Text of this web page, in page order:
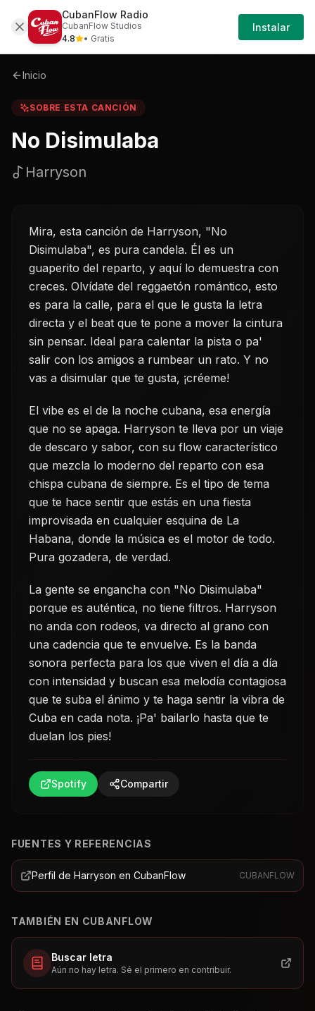
Sobre No-disimulaba-harryson
Iniciar
Sesión
Inicio
SOBRE ESTA CANCIÓN
No Disimulaba
Harryson
Mira, esta canción de Harryson, "No
Disimulaba", es pura candela. Él es un
guaperito del reparto, y aquí lo demuestra con
creces. Olvídate del reggaetón romántico, esto
es para la calle, para el que le gusta la letra
directa y el beat que te pone a mover la cintura
sin pensar. Ideal para calentar la pista o pa'
salir con los amigos a rumbear un rato. Y no
vas a disimular que te gusta, ¡créeme!
El vibe es el de la noche cubana, esa energía
que no se apaga. Harryson te lleva por un viaje
de descaro y sabor, con su flow característico
que mezcla lo moderno del reparto con esa
chispa cubana de siempre. Es el tipo de tema
que te hace sentir que estás en una fiesta
improvisada en cualquier esquina de La
Habana, donde la música es el motor de todo.
Pura gozadera, de verdad.
La gente se engancha con "No Disimulaba"
porque es auténtica, no tiene filtros. Harryson
no anda con rodeos, va directo al grano con
una cadencia que te envuelve. Es la banda
sonora perfecta para los que viven el día a día
con intensidad y buscan esa melodía contagiosa
que te suba el ánimo y te haga sentir la vibra de
Cuba en cada nota. ¡Pa' bailarlo hasta que te
duelan los pies!
Spotify Compartir
FUENTES Y REFERENCIAS
Perfil de Harryson en CubanFlow CUBANFLOW
TAMBIÉN EN CUBANFLOW
Buscar letra
Aún no hay letra. Sé el primero en contribuir.
CubanFlow Radio
CubanFlow Studios
4.8
• Gratis
Instalar